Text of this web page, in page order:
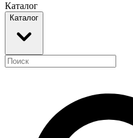
Каталог
Каталог